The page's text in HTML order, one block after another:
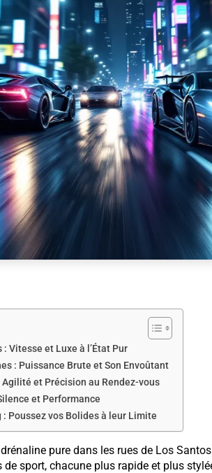
Vitesse et Luxe à l’État Pur
: Puissance Brute et Son Envoûtant
et Précision au Rendez-vous
et Performance
Poussez vos Bolides à leur Limite
pure dans les rues de Los
sport, chacune plus rapide et plus